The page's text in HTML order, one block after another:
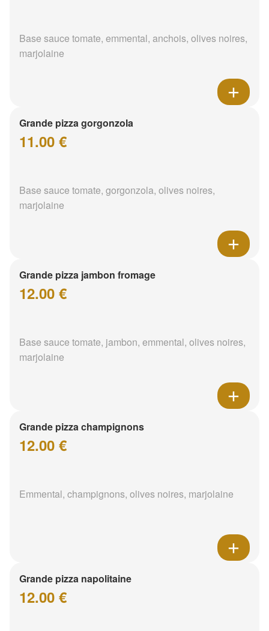
Base sauce tomate, emmental, anchois, olives noires,
marjolaine
Grande pizza gorgonzola
11.00 €
Base sauce tomate, gorgonzola, olives noires,
marjolaine
Grande pizza jambon fromage
12.00 €
Base sauce tomate, jambon, emmental, olives noires,
marjolaine
Grande pizza champignons
12.00 €
Emmental, champignons, olives noires, marjolaine
Grande pizza napolitaine
12.00 €